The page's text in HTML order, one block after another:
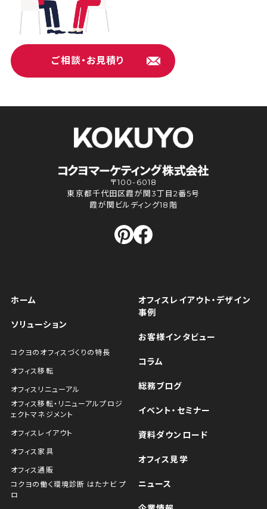
ご相談・お見積り
〒100-6018
東京都千代田区霞が関3丁目2番5号
霞が関ビルディング18階
ホーム
ソリューション
コクヨのオフィスづくりの特長
オフィス移転
オフィスリニューアル
オフィス移転・リニューアルプロジ
ェクトマネジメント
オフィスレイアウト
オフィス家具
オフィス通販
コクヨの働く環境診断 はたナビ プ
ロ
オフィスレイアウト・デザイン
事例
お客様インタビュー
コラム
総務ブログ
イベント・セミナー
資料ダウンロード
オフィス見学
ニュース